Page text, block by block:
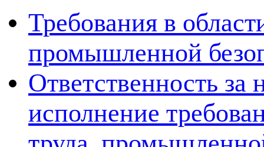
Требования в
промышленной
Ответственность
исполнение